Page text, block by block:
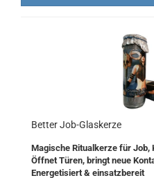
Better Job-Glaskerze
Magische Ritualkerze für
Öffnet Türen, bringt neue
Energetisiert & einsatzbereit